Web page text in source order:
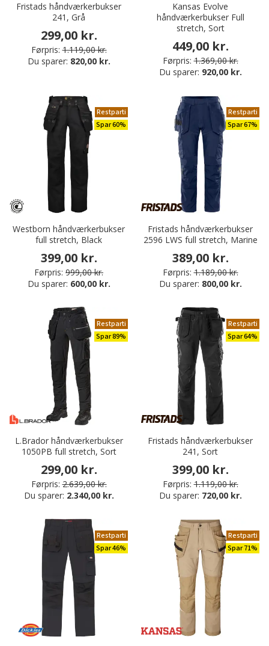
Fristads håndværkerbukser
241, Grå
299,00 kr.
Førpris: 1.119,00 kr.
Du sparer: 820,00 kr.
Kansas Evolve
håndværkerbukser Full
stretch, Sort
449,00 kr.
Førpris: 1.369,00 kr.
Du sparer: 920,00 kr.
Restparti
Spar 60%
Westborn håndværkerbukser
full stretch, Black
399,00 kr.
Førpris: 999,00 kr.
Du sparer: 600,00 kr.
Restparti
Spar 67%
Fristads håndværkerbukser
2596 LWS full stretch, Marine
389,00 kr.
Førpris: 1.189,00 kr.
Du sparer: 800,00 kr.
Restparti
Spar 89%
L.Brador håndværkerbukser
1050PB full stretch, Sort
299,00 kr.
Førpris: 2.639,00 kr.
Du sparer: 2.340,00 kr.
Restparti
Spar 64%
Fristads håndværkerbukser
241, Sort
399,00 kr.
Førpris: 1.119,00 kr.
Du sparer: 720,00 kr.
Restparti
Spar 46%
Restparti
Spar 71%